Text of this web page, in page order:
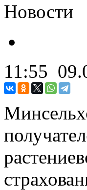
Новости
11:55